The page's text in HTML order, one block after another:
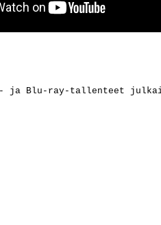
ja Blu-ray-tallenteet